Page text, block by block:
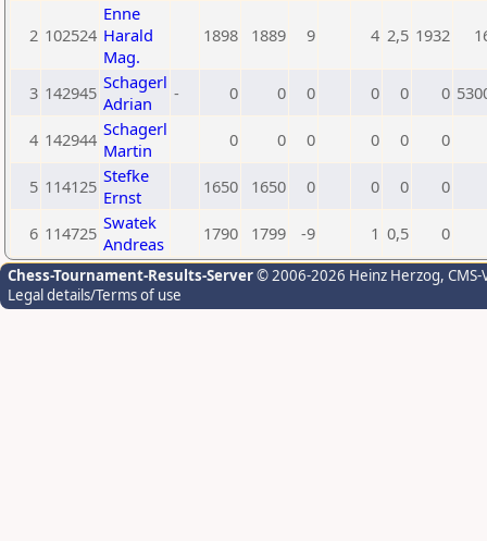
2 102524
Enne
Harald
Mag.
1898 1889 9 4 2,5 1932
3 142945 Schagerl
Adrian
- 0 0 0 0 0 0
4 142944 Schagerl
Martin
0 0 0 0 0 0
5 114125 Stefke
Ernst
1650 1650 0 0 0 0
6 114725 Swatek
Andreas
1790 1799 -9 1 0,5 0
Chess-Tournament-Results-Server© 2006-2026 Heinz Herzog,
Legal details/Terms of use